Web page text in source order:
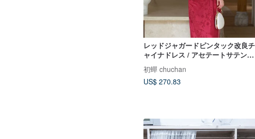
レッドジャガードピンタック改良チ
ャイナドレス / アセテートサテン新
チャイナスタイル / ハイエンド国風
ワンピース
初蟬 chuchan
US$ 270.83